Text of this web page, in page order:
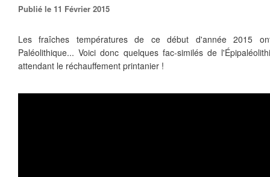
Publié le 11 Février 2015
Les fraîches températures de ce début d'année 2015
Paléolithique... Voici donc quelques fac-similés de
attendant le réchauffement printanier !